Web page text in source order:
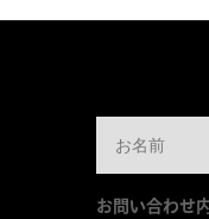
お問い合わせ